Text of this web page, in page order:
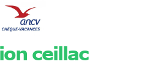
ceillac